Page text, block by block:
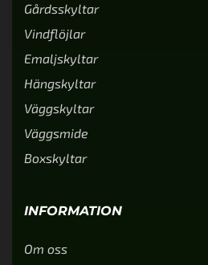
Gårdsskyltar
Vindflöjlar
Emaljskyltar
Hängskyltar
Väggskyltar
Väggsmide
Boxskyltar
INFORMATION
Om oss